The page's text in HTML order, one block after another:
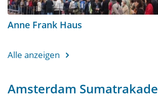
Anne Frank Haus
Alle anzeigen
Amsterdam Sumatrakade